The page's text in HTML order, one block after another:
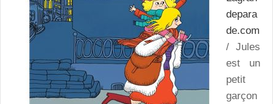
depara
de.com
/ Jules
est un
petit
garçon